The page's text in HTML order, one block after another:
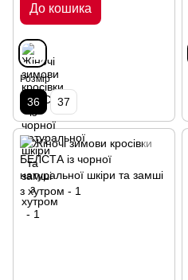
До кошика
Розмір
36 37